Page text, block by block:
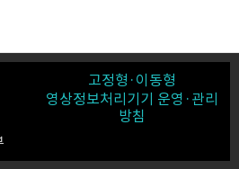
고정형·이동형
영상정보처리기기 운영·관리
방침